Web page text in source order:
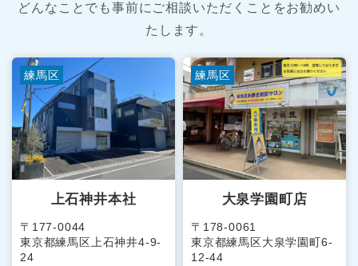
どんなことでも事前にご相談いただくことをお勧めい
たします。
練馬区
上石神井本社
〒177-0044
東京都練馬区上石神井4-9-
24
練馬区
大泉学園町店
〒178-0061
東京都練馬区大泉学園町6-
12-44